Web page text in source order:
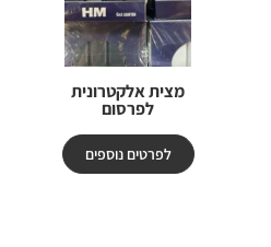
מצית אלקטרונית
לפרסום
לפרטים נוספים